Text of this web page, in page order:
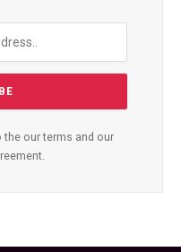
the our terms and our